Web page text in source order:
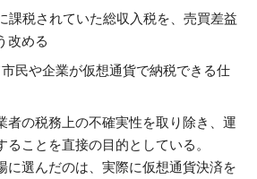
課税されていた総収入税を、売買差益
改める
民や企業が仮想通貨で納税できる仕
者の税務上の不確実性を取り除き、運
ことを直接の目的としている。
に選んだのは、実際に仮想通貨決済を